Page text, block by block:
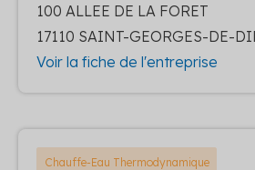
100 ALLEE DE LA FORET
17110 SAINT-GEORGES-DE-
Voir la fiche de l'entreprise
Chauffe-Eau Thermodynamique